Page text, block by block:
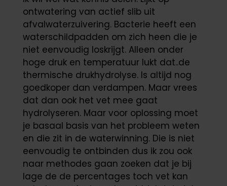
ontwatering van actief slib uit
afvalwaterzuivering. Bacterie heeft een
waterschildpadden om zich heen die je
niet eenvoudig loskrijgt. Alleen onder
hoge druk en temperatuur lukt dat..de
thermische drukhydrolyse. Is altijd nog
goedkoper dan verdampen. Maar vrees
dat dan ook het vet mee gaat
hydrolyseren. Maar voor oplossing moet
je basaal basis van het probleem weten
en die zit in de waterwinning. Die is niet
eenvoudig te ontbinden dus ik zou ook
naar methodes gaan zoeken dat je bij
lage de de percentages toch vet kan